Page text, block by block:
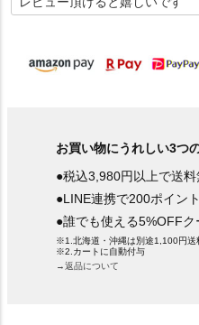
須
お買い物にうれしい3つ
●税込3,980円以上で送
●LINE連携で200ポイン
●誰でも使える5%OFF
※1.北海道・沖縄は別途1,100円送
※2.カートに自動付与
→返品について